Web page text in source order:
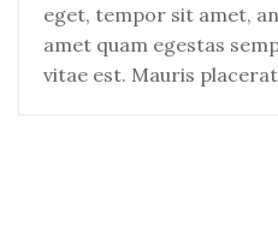
eget, tempor sit amet,
amet quam egestas
vitae est. Mauris